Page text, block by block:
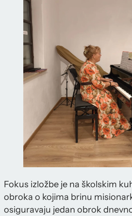
Fokus izložbe je na školskim
obroka o kojima brinu
osiguravaju jedan obrok